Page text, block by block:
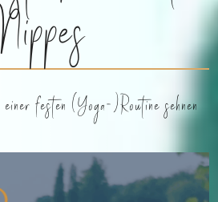
festen (Yoga-)Routine sehnen